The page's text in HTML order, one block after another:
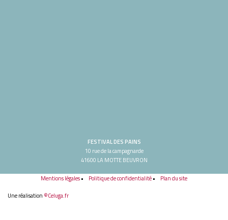
FESTIVAL DES PAINS
10 rue de la campagnarde
41600 LA MOTTE BEUVRON
Mentions légales Politique de confidentialité Plan du site
Une réalisation ©Celuga.fr